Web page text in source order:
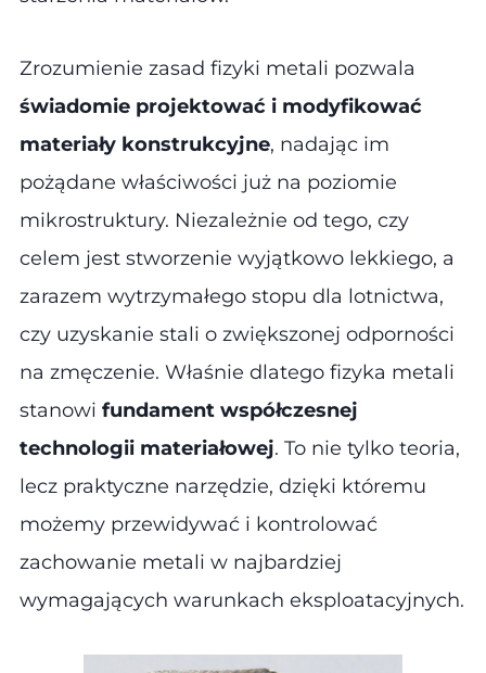
Zrozumienie zasad fizyki metali pozwala
świadomie projektować i modyfikować
materiały konstrukcyjne, nadając im
pożądane właściwości już na poziomie
mikrostruktury. Niezależnie od tego, czy
celem jest stworzenie wyjątkowo lekkiego, a
zarazem wytrzymałego stopu dla lotnictwa,
czy uzyskanie stali o zwiększonej odporności
na zmęczenie. Właśnie dlatego fizyka metali
stanowi fundament współczesnej
technologii materiałowej. To nie tylko teoria,
lecz praktyczne narzędzie, dzięki któremu
możemy przewidywać i kontrolować
zachowanie metali w najbardziej
wymagających warunkach eksploatacyjnych.